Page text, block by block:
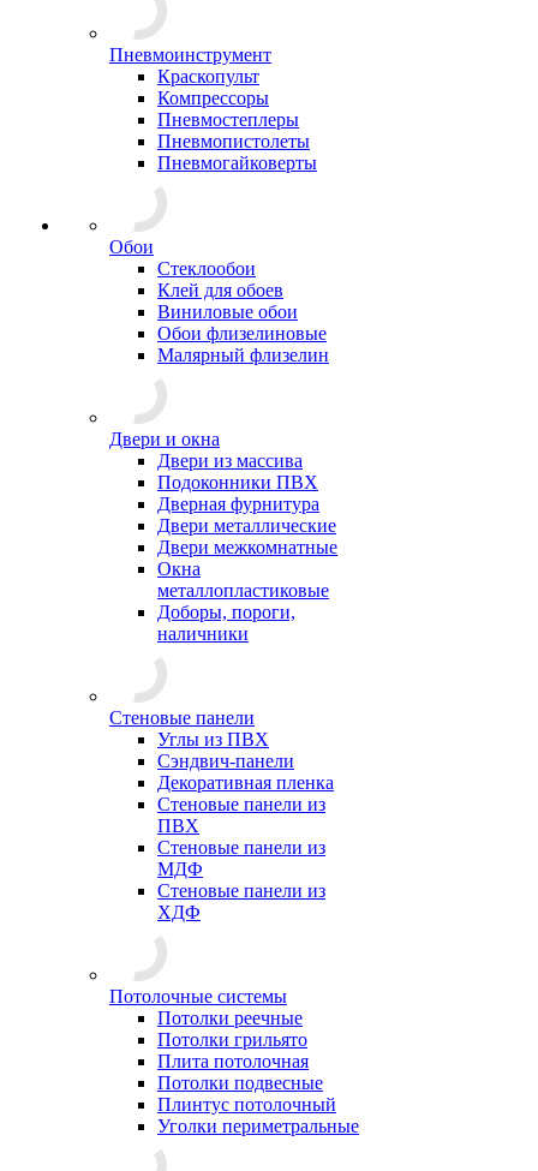
Пневмоинструмент
Краскопульт
Компрессоры
Пневмостеплеры
Пневмопистолеты
Пневмогайковерты
Обои
Стеклообои
Клей для обоев
Виниловые обои
Обои флизелиновые
Малярный флизелин
Двери и окна
Двери из массива
Подоконники ПВХ
Дверная фурнитура
Двери металлические
Двери межкомнатные
Окна
металлопластиковые
Доборы, пороги,
наличники
Стеновые панели
Углы из ПВХ
Сэндвич-панели
Декоративная пленка
Стеновые панели из
ПВХ
Стеновые панели из
МДФ
Стеновые панели из
ХДФ
Потолочные системы
Потолки реечные
Потолки грильято
Плита потолочная
Потолки подвесные
Плинтус потолочный
Уголки периметральные